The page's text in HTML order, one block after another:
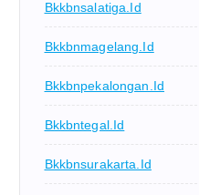
Bkkbnsalatiga.id
Bkkbnmagelang.id
Bkkbnpekalongan.id
Bkkbntegal.id
Bkkbnsurakarta.id